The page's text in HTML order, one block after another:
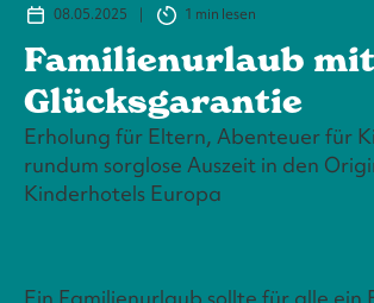
08.05.2025
| 1 min lesen
Familienurlaub mit
Glücksgarantie
Erholung für Eltern, Abenteuer für
rundum sorglose Auszeit in den
Kinderhotels Europa
Ein Familienurlaub sollte für alle ein